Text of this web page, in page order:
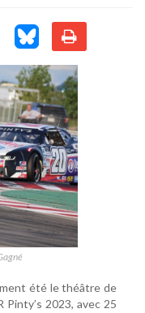
été le théâtre de
Pinty’s 2023, avec 25